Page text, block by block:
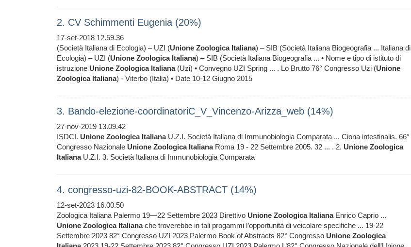
2. CV Schimmenti Eugenia (20%)
17-set-2018 12.59.36
(Società Italiana di Ecologia) – UZI (Unione Zoologica Italiana) – SIB (Società Italiana Biogeografia ... Italiana di
Ecologia) – UZI (Unione Zoologica Italiana) – SIB (Società Italiana Biogeografia ... • Nome e tipo di istituto di
istruzione Unione Zoologica Italiana(Uzi) • Convegno UZI Spring ... . Lo Brutto 76° Congresso Uzi (Unione
Zoologica Italiana) - Viterbo (Italia) • Date 10-12 Giugno 2015
3. Bando-elezione-coordinatoriC_V_Vincenzo-Arizza_web (14%)
27-nov-2019 13.09.42
ISDCI. Unione Zoologica ItalianaU.Z.I. Società Italiana di Immunobiologia Comparata ... Ciona intestinalis. 66°
Congresso Nazionale Unione Zoologica ItalianaRoma 19 - 22 Settembre 2005. 32 ... . 2. Unione Zoologica
ItalianaU.Z.I. 3. Società Italiana di Immunobiologia Comparata
4. congresso-uzi-82-BOOK-ABSTRACT (14%)
12-set-2023 16.00.50
Zoologica Italiana Palermo 19—22 Settembre 2023 Direttivo Unione Zoologica ItalianaEnrico Caprio ...
Unione Zoologica Italianache troverebbe in tali progammi l’opportunità di veicolare specifiche ... 19-22
Settembre 2023 82° Congresso UZI 2023 Palermo Book of Abstracts 82° Congresso Unione Zoologica